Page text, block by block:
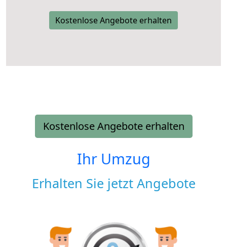
Kostenlose Angebote erhalten
Kostenlose Angebote erhalten
Ihr Umzug
Erhalten Sie jetzt Angebote